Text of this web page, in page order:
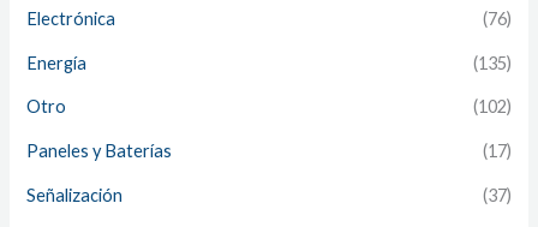
Electrónica (76)
Energía (135)
Otro (102)
Paneles y Baterías (17)
Señalización (37)